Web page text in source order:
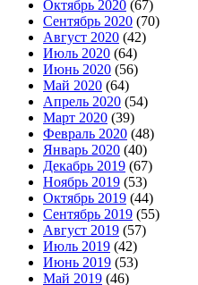
Октябрь 2020 (67)
Сентябрь 2020 (70)
Август 2020 (42)
Июль 2020 (64)
Июнь 2020 (56)
Май 2020 (64)
Апрель 2020 (54)
Март 2020 (39)
Февраль 2020 (48)
Январь 2020 (40)
Декабрь 2019 (67)
Ноябрь 2019 (53)
Октябрь 2019 (44)
Сентябрь 2019 (55)
Август 2019 (57)
Июль 2019 (42)
Июнь 2019 (53)
Май 2019 (46)